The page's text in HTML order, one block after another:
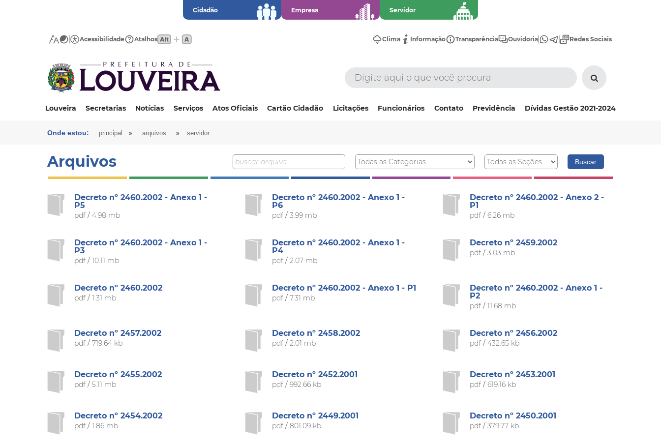
Cidadão Empresa Servidor
Acessibilidade Atalhos Clima Informação Transparência Ouvidoria Redes Sociais
Louveira Secretarias Notícias Serviços Atos Oficiais Cartão Cidadão Licitações Funcionários Contato Previdência Dívidas Gestão 2021-2024
Onde estou: principal » arquivos » servidor
Arquivos
Decreto nº 2460.2002 - Anexo 1 -
P5
pdf / 4.98 mb
Decreto nº 2460.2002 - Anexo 1 -
P6
pdf / 3.99 mb
Decreto nº 2460.2002 - Anexo 2 -
P1
pdf / 6.26 mb
Decreto nº 2460.2002 - Anexo 1 -
P3
pdf / 10.11 mb
Decreto nº 2460.2002 - Anexo 1 -
P4
pdf / 2.07 mb
Decreto nº 2459.2002
pdf / 3.03 mb
Decreto nº 2460.2002
pdf / 1.31 mb
Decreto nº 2460.2002 - Anexo 1 - P1
pdf / 7.31 mb
Decreto nº 2460.2002 - Anexo 1 -
P2
pdf / 11.68 mb
Decreto nº 2457.2002
pdf / 719.64 kb
Decreto nº 2458.2002
pdf / 2.01 mb
Decreto nº 2456.2002
pdf / 432.65 kb
Decreto nº 2455.2002
pdf / 5.11 mb
Decreto nº 2452.2001
pdf / 992.66 kb
Decreto nº 2453.2001
pdf / 619.16 kb
Decreto nº 2454.2002
pdf / 1.86 mb
Decreto nº 2449.2001
pdf / 801.09 kb
Decreto nº 2450.2001
pdf / 379.77 kb